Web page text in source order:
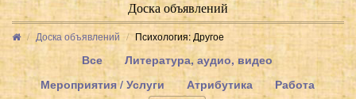
Доска объявлений
Доска объявлений Психология: Другое
Все
Литература, аудио, видео
Мероприятия / Услуги
Атрибутика
Работа